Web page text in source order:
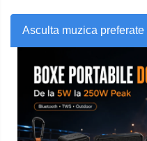
Asculta muzica